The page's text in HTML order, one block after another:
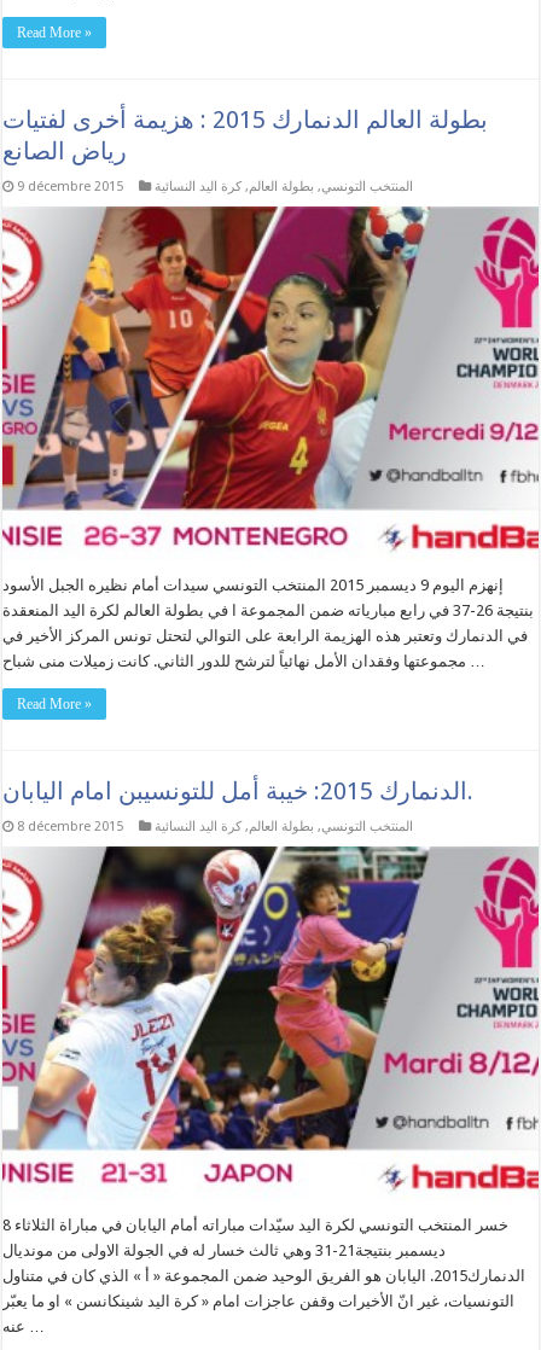
Read More »
بطولة العالم الدنمارك 2015 : هزيمة أخرى لفتيات
رياض الصانع
9 décembre 2015 المنتخب التونسي, بطولة العالم, كرة اليد النسائية
إنهزم اليوم 9 ديسمبر 2015 المنتخب التونسي سيدات أمام نظيره الجبل الأسود
بنتيجة 26-37 في رابع مبارياته ضمن المجموعة ا في بطولة العالم لكرة اليد المنعقدة
في الدنمارك وتعتبر هذه الهزيمة الرابعة على التوالي لتحتل تونس المركز الأخير في
مجموعتها وفقدان الأمل نهائياً لترشح للدور الثاني. كانت زميلات منى شباح …
Read More »
الدنمارك 2015: خيبة أمل للتونسيبن امام اليابان.
8 décembre 2015 المنتخب التونسي, بطولة العالم, كرة اليد النسائية
خسر المنتخب التونسي لكرة اليد سيّدات مباراته أمام اليابان في مباراة الثلاثاء 8
ديسمبر بنتيجة21-31 وهي ثالث خسار له في الجولة الاولى من مونديال
الدنمارك2015. اليابان هو الفريق الوحيد ضمن المجموعة « أ » الذي كان في متناول
التونسيات، غير انّ الأخيرات وقفن عاجزات امام « كرة اليد شينكانسن » او ما يعبّر
عنه …